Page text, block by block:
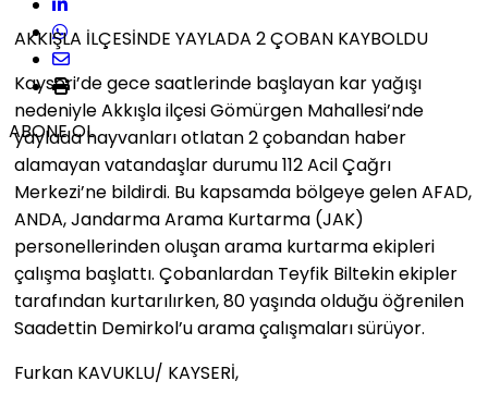
ABONE OL
AKKIŞLA İLÇESİNDE YAYLADA 2 ÇOBAN KAYBOLDU
Kayseri’de gece saatlerinde başlayan kar yağışı
nedeniyle Akkışla ilçesi Gömürgen Mahallesi’nde
yaylada hayvanları otlatan 2 çobandan haber
alamayan vatandaşlar durumu 112 Acil Çağrı
Merkezi’ne bildirdi. Bu kapsamda bölgeye gelen AFAD,
ANDA, Jandarma Arama Kurtarma (JAK)
personellerinden oluşan arama kurtarma ekipleri
çalışma başlattı. Çobanlardan Teyfik Biltekin ekipler
tarafından kurtarılırken, 80 yaşında olduğu öğrenilen
Saadettin Demirkol’u arama çalışmaları sürüyor.
Furkan KAVUKLU/ KAYSERİ,